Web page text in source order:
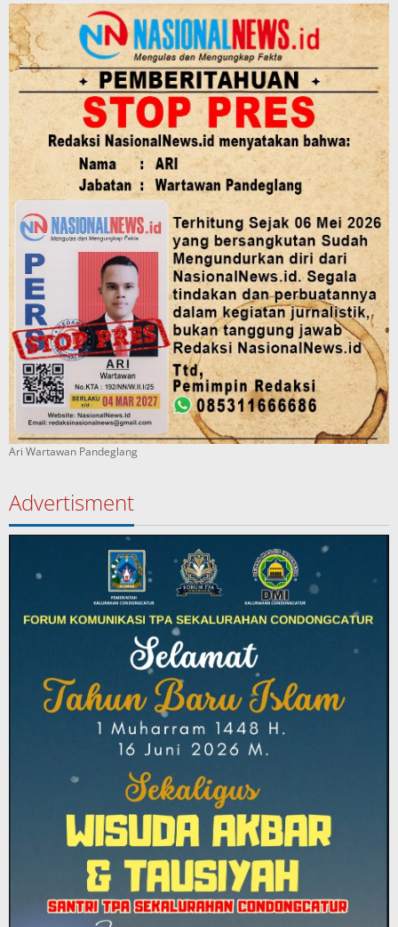
Ari Wartawan Pandeglang
Advertisment